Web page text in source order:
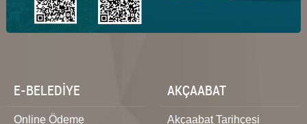
E-BELEDİYE
Online Ödeme
AKÇAABAT
Akçaabat Tarihçesi